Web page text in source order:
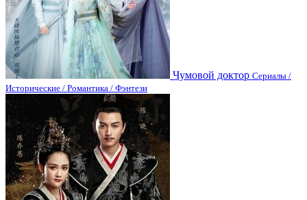
Чумовой доктор Сериалы /
Исторические / Романтика / Фэнтези